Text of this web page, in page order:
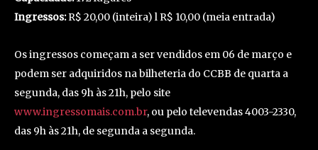
Ingressos:R$ 20,00 (inteira) l R$ 10,00 (meia entrada)
Os ingressos começam a ser vendidos em 06 de março e
podem ser adquiridos na bilheteria do CCBB de quarta a
segunda, das 9h às 21h, pelo site
www.ingressomais.com.br, ou pelo televendas 4003-2330,
das 9h às 21h, de segunda a segunda.